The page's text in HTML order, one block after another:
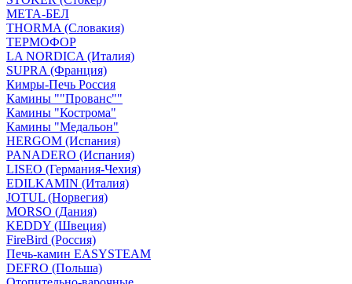
МЕТА-БЕЛ
THORMA (Словакия)
ТЕРМОФОР
LA NORDICA (Италия)
SUPRA (Франция)
Кимры-Печь Россия
Камины ""Прованс""
Камины "Кострома"
Камины "Медальон"
HERGOM (Испания)
PANADERO (Испания)
LISEO (Германия-Чехия)
EDILKAMIN (Италия)
JOTUL (Норвегия)
MORSO (Дания)
KEDDY (Швеция)
FireBird (Россия)
Печь-камин EASYSTEAM
DEFRO (Польша)